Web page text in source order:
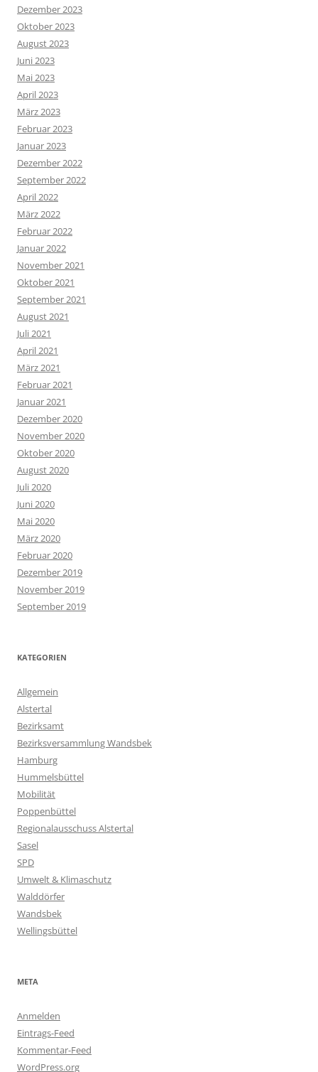
Dezember 2023
Oktober 2023
August 2023
Juni 2023
Mai 2023
April 2023
März 2023
Februar 2023
Januar 2023
Dezember 2022
September 2022
April 2022
März 2022
Februar 2022
Januar 2022
November 2021
Oktober 2021
September 2021
August 2021
Juli 2021
April 2021
März 2021
Februar 2021
Januar 2021
Dezember 2020
November 2020
Oktober 2020
August 2020
Juli 2020
Juni 2020
Mai 2020
März 2020
Februar 2020
Dezember 2019
November 2019
September 2019
KATEGORIEN
Allgemein
Alstertal
Bezirksamt
Bezirksversammlung Wandsbek
Hamburg
Hummelsbüttel
Mobilität
Poppenbüttel
Regionalausschuss Alstertal
Sasel
SPD
Umwelt & Klimaschutz
Walddörfer
Wandsbek
Wellingsbüttel
META
Anmelden
Eintrags-Feed
Kommentar-Feed
WordPress.org